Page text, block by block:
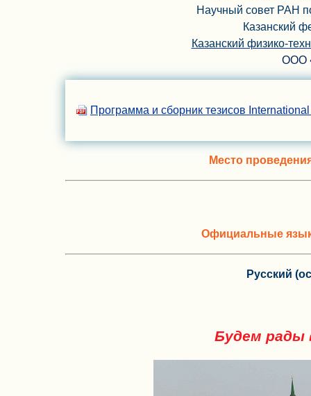
Научный совет РАН
Казанский
Казанский физико-
ООО
Программа и сборник тезисов
Место
Официальные
Русский
Будем рады